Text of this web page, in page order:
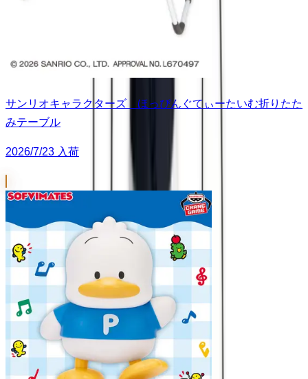
サンリオキャラクターズ ほっぴんぐてぃーたいむ折りたた
みテーブル
2026/7/23 入荷